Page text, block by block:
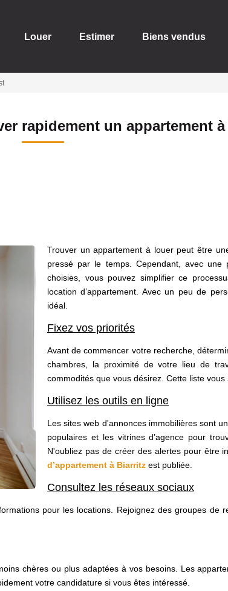
Louer Estimer Biens vendus
rapidement un appartement
Trouver un appartement à louer peut être
pressé par le temps. Cependant, avec une
choisies, vous pouvez simplifier ce
location d’appartement. Avec un peu de
idéal.
Fixez vos priorités
Avant de commencer votre recherche,
chambres, la proximité de votre lieu de
commodités que vous désirez. Cette liste
Utilisez les outils en ligne
Les sites web d'annonces immobilières sont
populaires et les vitrines d’agence pour
N'oubliez pas de créer des alertes pour être
d’appartement à Biarritz est publiée.
Consultez les réseaux sociaux
pour les locations. Rejoignez des groupes de
chères ou plus adaptées à vos besoins. Les
votre candidature si vous êtes intéressé.